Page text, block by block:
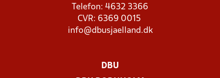
Telefon: 4632 3366
CVR: 6369 0015
info@dbusjaelland.dk
DBU